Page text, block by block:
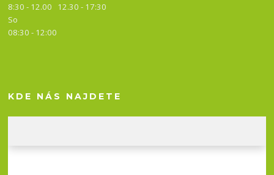
8:30 - 12.00 12.30 - 17:30
So
08:30 - 12:00
KDE NÁS NAJDETE